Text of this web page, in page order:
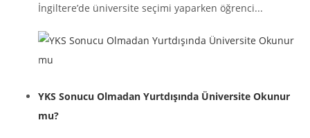
İngiltere’de üniversite seçimi yaparken öğrenci...
YKS Sonucu Olmadan Yurtdışında Üniversite Okunur
mu?